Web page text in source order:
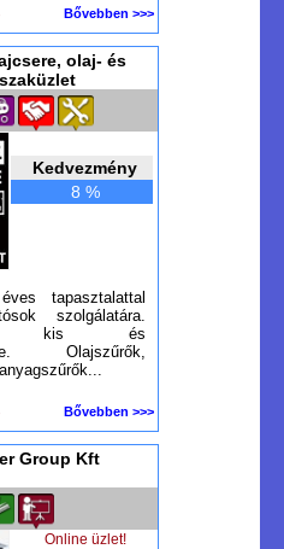
Bővebben >>>
olaj- és
Kedvezmény
8 %
tapasztalattal
szolgálatára.
kis és
Olajszűrők,
Bővebben >>>
Group Kft
Online üzlet!